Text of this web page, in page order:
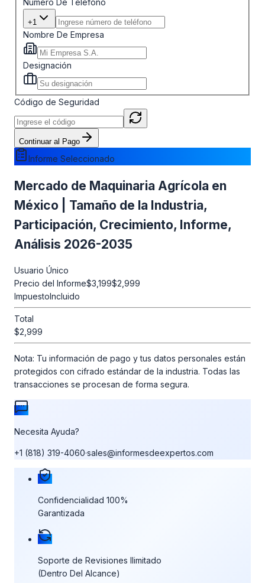
+1
Nombre De Empresa
Designación
Código de Seguridad
Continuar al Pago
Informe Seleccionado
Mercado de Maquinaria Agrícola en
México | Tamaño de la Industria,
Participación, Crecimiento, Informe,
Análisis 2026-2035
Usuario Único
Precio del Informe$3,199$2,999
ImpuestoIncluido
Total
$2,999
Nota: Tu información de pago y tus datos personales están
protegidos con cifrado estándar de la industria. Todas las
transacciones se procesan de forma segura.
Necesita Ayuda?
+1 (818) 319-4060·sales@informesdeexpertos.com
Nuestras garantías de compra
Confidencialidad 100%
Garantizada
Soporte de Revisiones Ilimitado
(Dentro Del Alcance)